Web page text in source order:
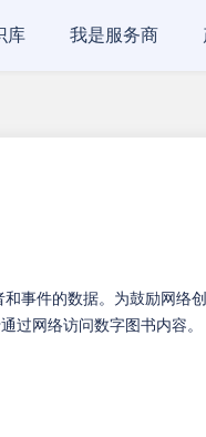
库 我是服务商
事件的数据。为鼓励网络
过网络访问数字图书内容。